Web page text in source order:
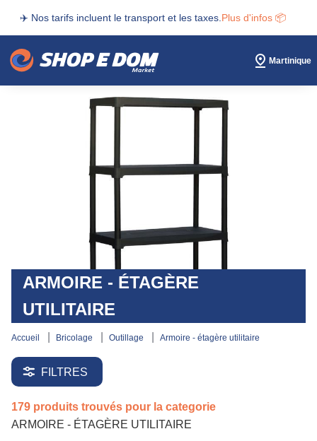
✈️ Nos tarifs incluent le transport et les taxes. Plus d'infos 📦
Martinique
ARMOIRE - ÉTAGÈRE
UTILITAIRE
accueil bricolage outillage armoire - étagère utilitaire
FILTRES
179 produits trouvés pour la categorie
ARMOIRE - ÉTAGÈRE UTILITAIRE